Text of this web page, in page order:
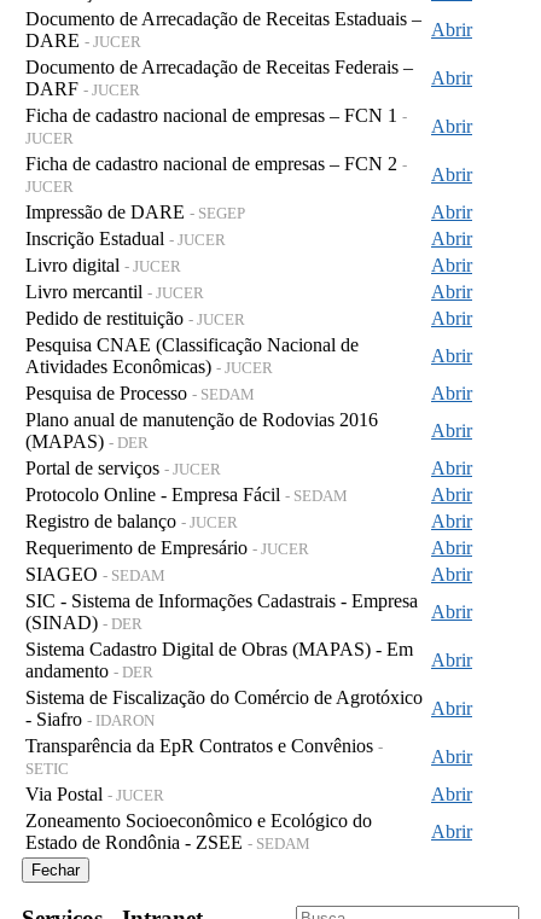
Documento de Arrecadação de Receitas Estaduais –
DARE - JUCER
Abrir
Documento de Arrecadação de Receitas Federais –
DARF - JUCER
Abrir
Ficha de cadastro nacional de empresas – FCN 1 -
JUCER
Abrir
Ficha de cadastro nacional de empresas – FCN 2 -
JUCER
Abrir
Impressão de DARE - SEGEP
Abrir
Inscrição Estadual - JUCER
Abrir
Livro digital - JUCER
Abrir
Livro mercantil - JUCER
Abrir
Pedido de restituição - JUCER
Abrir
Pesquisa CNAE (Classificação Nacional de
Atividades Econômicas) - JUCER
Abrir
Pesquisa de Processo - SEDAM
Abrir
Plano anual de manutenção de Rodovias 2016
(MAPAS) - DER
Abrir
Portal de serviços - JUCER
Abrir
Protocolo Online - Empresa Fácil - SEDAM
Abrir
Registro de balanço - JUCER
Abrir
Requerimento de Empresário - JUCER
Abrir
SIAGEO - SEDAM
Abrir
SIC - Sistema de Informações Cadastrais - Empresa
(SINAD) - DER
Abrir
Sistema Cadastro Digital de Obras (MAPAS) - Em
andamento - DER
Abrir
Sistema de Fiscalização do Comércio de Agrotóxico
- Siafro - IDARON
Abrir
Transparência da EpR Contratos e Convênios -
SETIC
Abrir
Via Postal - JUCER
Abrir
Zoneamento Socioeconômico e Ecológico do
Estado de Rondônia - ZSEE - SEDAM
Abrir
Fechar